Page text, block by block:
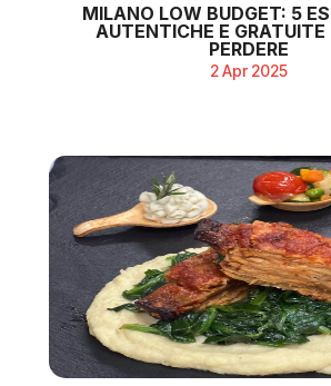
MILANO LOW BUDGET: 5
AUTENTICHE E GRATUITE
PERDERE
2 Apr 2025